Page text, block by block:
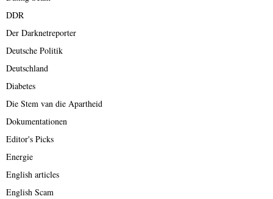
DDR
Der Darknetreporter
Deutsche Politik
Deutschland
Diabetes
Die Stem van die Apartheid
Dokumentationen
Editor's Picks
Energie
English articles
English Scam